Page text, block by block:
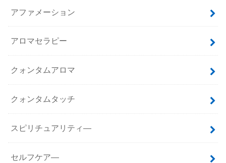
アファメーション
アロマセラピー
クォンタムアロマ
クォンタムタッチ
スピリチュアリティ―
セルフケア―